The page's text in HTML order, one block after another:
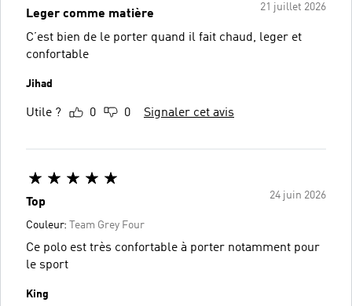
21 juillet 2026
Leger comme matière
C’est bien de le porter quand il fait chaud, leger et
confortable
Jihad
Utile ? 0 0 Signaler cet avis
24 juin 2026
Top
Couleur: Team Grey Four
Ce polo est très confortable à porter notamment pour
le sport
King